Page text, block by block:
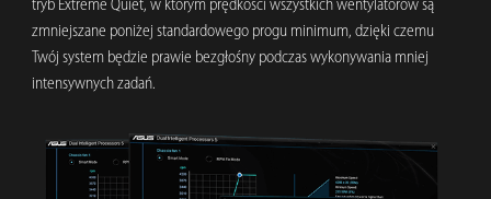
tryb Extreme Quiet, w którym prędkości wszystkich wentylatorów są
zmniejszane poniżej standardowego progu minimum, dzięki czemu
Twój system będzie prawie bezgłośny podczas wykonywania mniej
intensywnych zadań.